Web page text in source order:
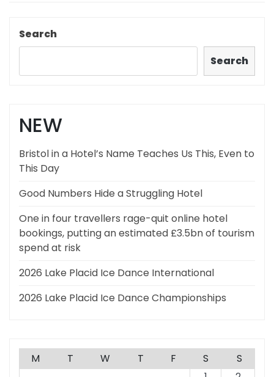
Search
Search
NEW
Bristol in a Hotel’s Name Teaches Us This, Even to
This Day
Good Numbers Hide a Struggling Hotel
One in four travellers rage-quit online hotel
bookings, putting an estimated £3.5bn of tourism
spend at risk
2026 Lake Placid Ice Dance International
2026 Lake Placid Ice Dance Championships
M T W T F S
S